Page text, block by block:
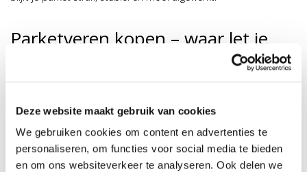
Deze website maakt gebruik van cookies
We gebruiken cookies om content en advertenties te
personaliseren, om functies voor social media te bieden
en om ons websiteverkeer te analyseren. Ook delen we
Parketveren kopen – waar let je
Als je parketveren gaat kopen, is het belangrijk om op een paar
want een te dunne of te dikke veer kan de vloerspanning niet
goed opvangen.
Daarnaast is het type plaatsing van de vloer van belang; een